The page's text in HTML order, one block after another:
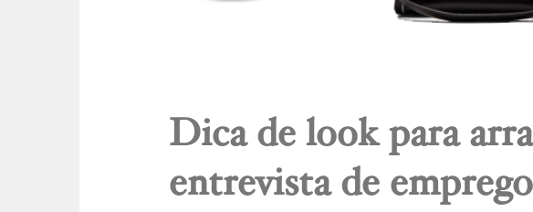
Dica de look para
entrevista de emprego